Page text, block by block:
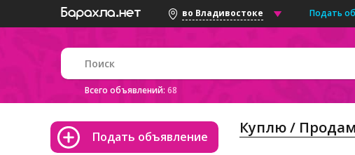
во Владивостоке Подать
Всего объявлений: 68
Подать объявление Куплю / Продам